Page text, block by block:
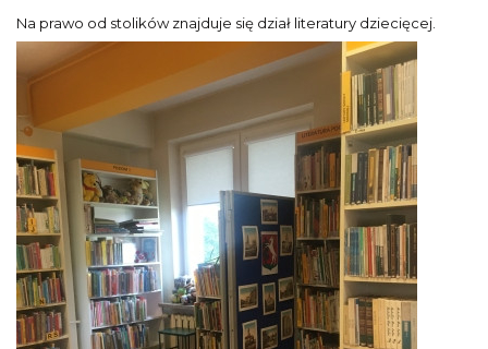
Na prawo od stolików znajduje się dział literatury dziecięcej.